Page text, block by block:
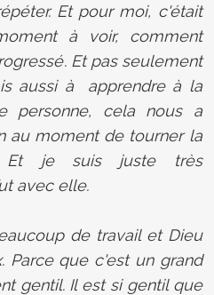
Et pour moi, c'était
à voir, comment
Et pas seulement
aussi à apprendre à la
personne, cela nous a
au moment de tourner la
Et je suis juste très
avec elle.
de travail et Dieu
Parce que c'est un grand
gentil. Il est si gentil que